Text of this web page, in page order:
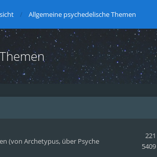
Allgemeine psychedelische Themen
(von Archetypus, über Psyche
221
5409